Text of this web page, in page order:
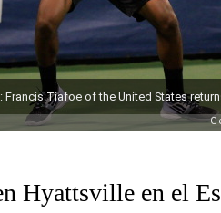
Hyattsville en el